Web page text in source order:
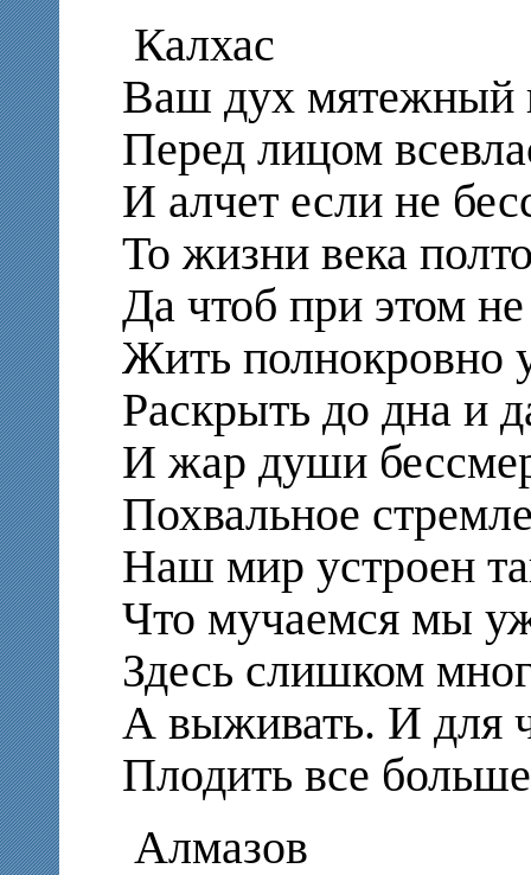
Калхас
Ваш дух мятежный
Перед лицом
И алчет если не
То жизни века
Да чтоб при этом
Жить полнокровно
Раскрыть до дна и
И жар души
Похвальное
Наш мир устроен
Что мучаемся мы
Здесь слишком
А выживать. И для
Плодить все
Алмазов